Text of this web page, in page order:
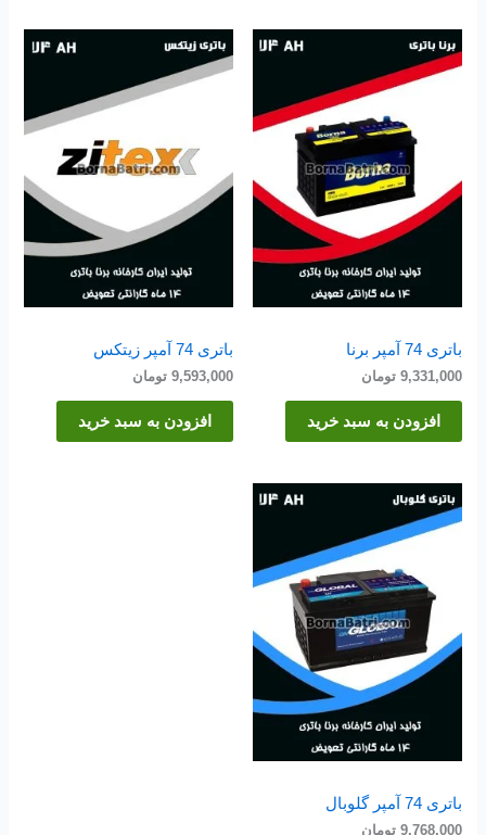
باتری 74 آمپر برنا
9,331,000 تومان
افزودن به سبد خرید
باتری 74 آمپر زیتکس
9,593,000 تومان
افزودن به سبد خرید
باتری 74 آمپر گلوبال
9,768,000 تومان